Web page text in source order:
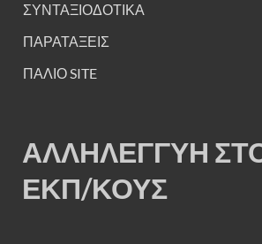
ΣΥΝΤΑΞΙΟΔΟΤΙΚΑ
ΠΑΡΑΤΑΞΕΙΣ
ΠΑΛΙΟ SITE
ΑΛΛΗΛΕΓΓΥΗ
ΕΚΠ/ΚΟΥΣ